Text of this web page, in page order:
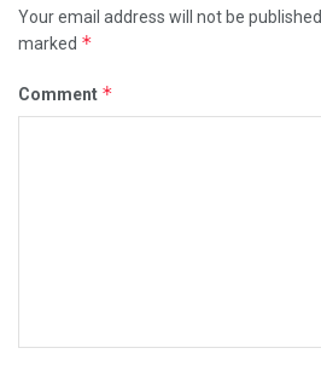
Your email address will not be published.
marked *
Comment *